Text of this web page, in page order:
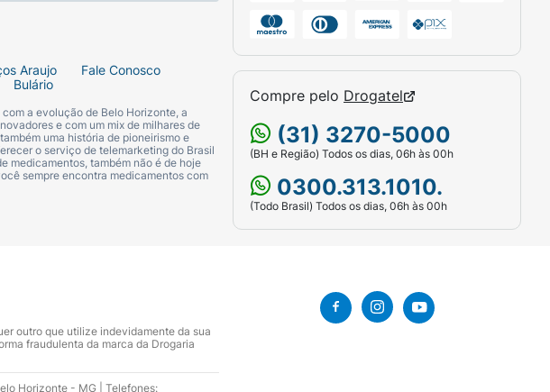
Araujo
Fale Conosco
Bulário
a evolução de Belo Horizonte, a
e com um mix de milhares de
uma história de pioneirismo e
o serviço de telemarketing do Brasil
medicamentos, também não é de hoje
sempre encontra medicamentos com
Compre pelo Drogatel
(31) 3270-5000
(BH e Região) Todos os dias, 06h às 00h
0300.313.1010.
(Todo Brasil) Todos os dias, 06h às 00h
outro que utilize indevidamente da sua
fraudulenta da marca da Drogaria
Horizonte - MG | Telefones: